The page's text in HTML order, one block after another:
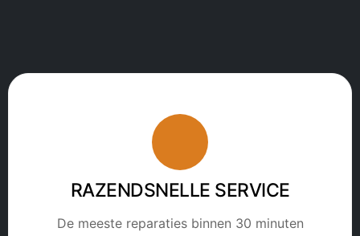
RAZENDSNELLE SERVICE
De meeste reparaties binnen 30 minuten